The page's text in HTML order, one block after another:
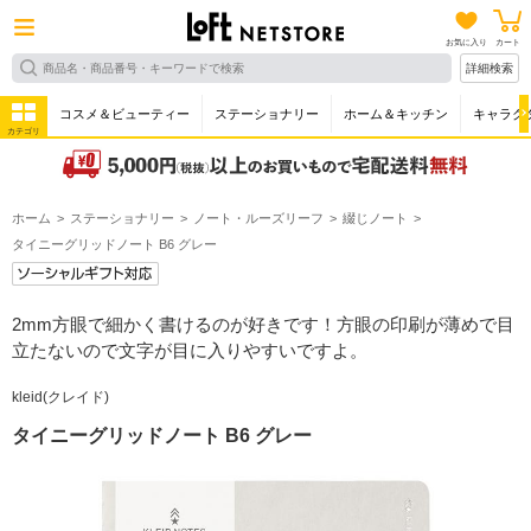
お気に入り カート
詳細検索
カテゴリ
コスメ＆ビューティー ステーショナリー ホーム＆キッチン キャラク
ホーム ステーショナリー ノート・ルーズリーフ
綴じノート
タイニーグリッドノート B6 グレー
2mm方眼で細かく書けるのが好きです！方眼の印刷が薄めで目
立たないので文字が目に入りやすいですよ。
kleid(クレイド)
タイニーグリッドノート B6 グレー